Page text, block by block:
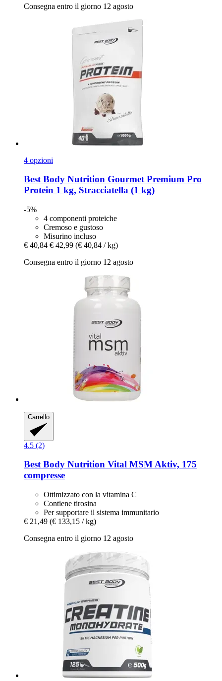
Consegna entro il giorno 12 agosto
4 opzioni
Best Body Nutrition Gourmet Premium Pro
Protein 1 kg, Stracciatella (1 kg)
-5%
4 componenti proteiche
Cremoso e gustoso
Misurino incluso
€ 40,84 € 42,99 (€ 40,84 / kg)
Consegna entro il giorno 12 agosto
Carrello
4.5 (2)
Best Body Nutrition Vital MSM Aktiv, 175
compresse
Ottimizzato con la vitamina C
Contiene tirosina
Per supportare il sistema immunitario
€ 21,49 (€ 133,15 / kg)
Consegna entro il giorno 12 agosto